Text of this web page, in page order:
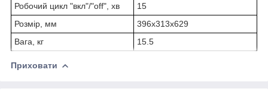
Робочий цикл "вкл"/"off", хв
15
Розмір, мм
396х313х629
Вага, кг
15.5
Приховати